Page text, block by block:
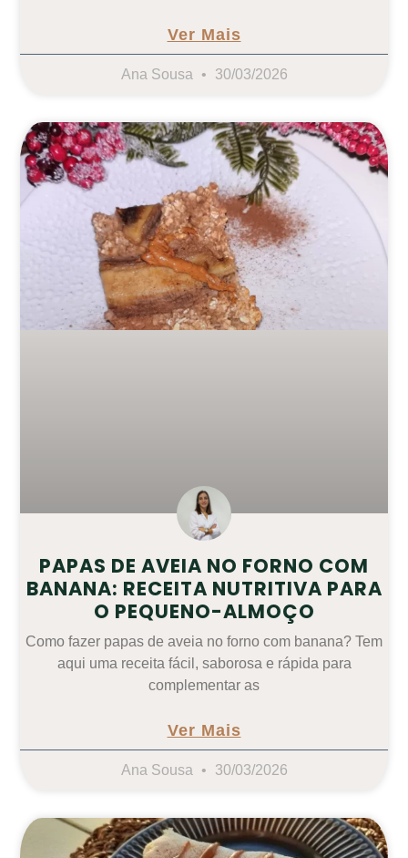
Ver Mais
Ana Sousa 30/03/2026
PAPAS DE AVEIA NO FORNO COM
BANANA: RECEITA NUTRITIVA PARA
O PEQUENO-ALMOÇO
Como fazer papas de aveia no forno com banana? Tem
aqui uma receita fácil, saborosa e rápida para
complementar as
Ver Mais
Ana Sousa 30/03/2026